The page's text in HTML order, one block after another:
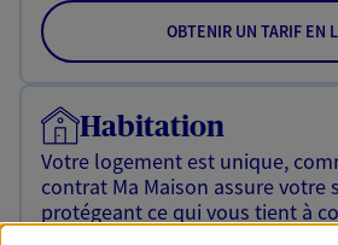
OBTENIR UN TARIF EN
Habitation
Votre logement est unique,
contrat Ma Maison assure votre
protégeant ce qui vous tient à